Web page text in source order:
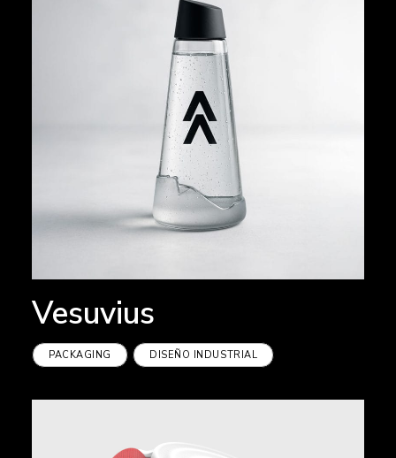
Vesuvius
PACKAGING DISEÑO INDUSTRIAL